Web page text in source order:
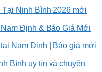
Tại Ninh Bình 2026 mới
Định & Báo Giá Mới
Nam Định | Báo giá mới
Bình uy tín và chuyên